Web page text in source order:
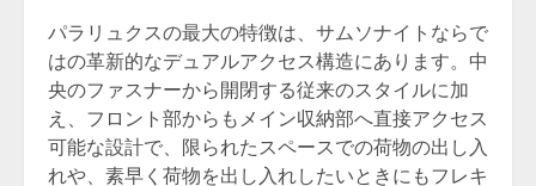
パラリュクスの最大の特徴は、サムソナイトならで
はの革新的なデュアルアクセス構造にあります。中
央のファスナーから開閉する従来のスタイルに加
え、フロント部からもメイン収納部へ直接アクセス
可能な設計で、限られたスペースでの荷物の出し入
れや、素早く荷物を出し入れしたいときにもフレキ